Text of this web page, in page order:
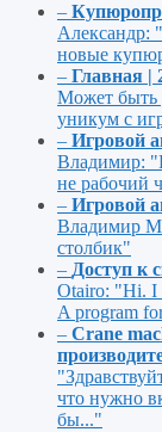
–
Александр:
новые
– Главная |
Может быть
уникум с
– Игровой
Владимир:
не рабочий
– Игровой
Владимир
столбик"
– Доступ к
Otairo: "Hi. I
A program
– Crane
что нужно
бы..."